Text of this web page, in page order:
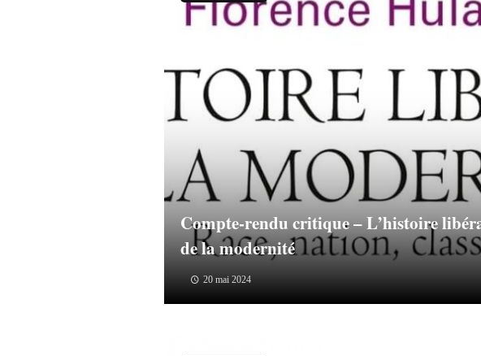
Compte-rendu critique – L’histoire
de la modernité
20 mai 2024